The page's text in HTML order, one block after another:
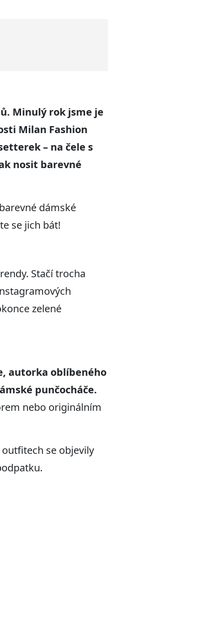
. Minulý rok jsme je
Milan Fashion
– na čele s
nosit barevné
dámské
se jich bát!
Stačí trocha
zelené
autorka oblíbeného
punčocháče.
nebo originálním
se objevily